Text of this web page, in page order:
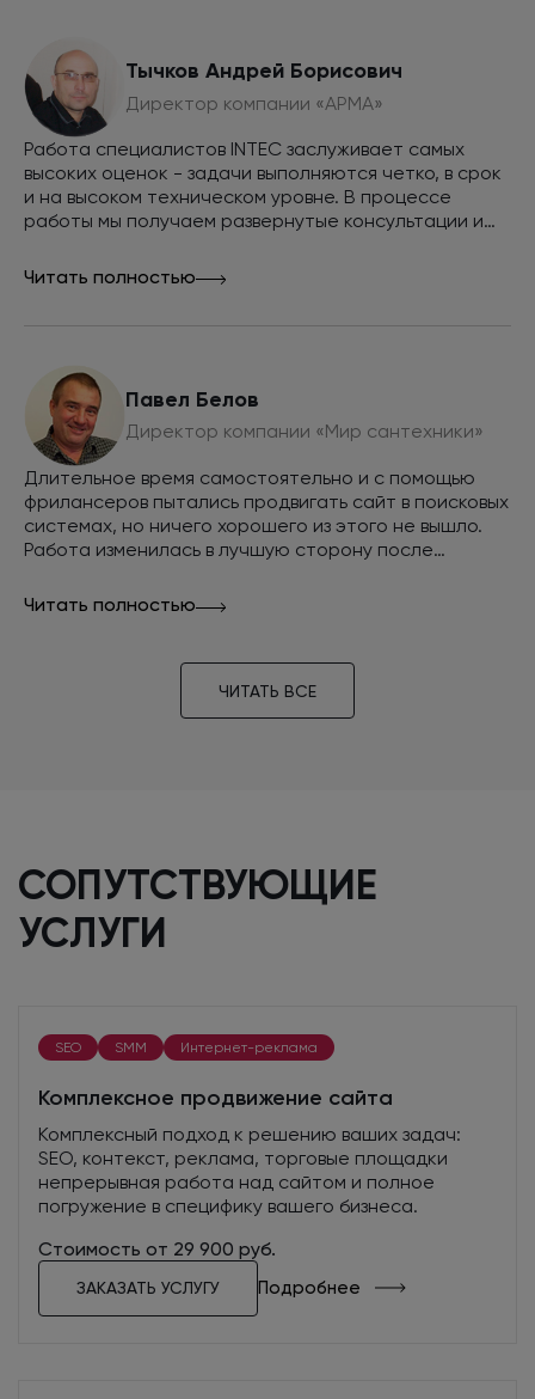
Тычков Андрей Борисович
Директор компании «АРМА»
Работа специалистов INTEC заслуживает самых
высоких оценок - задачи выполняются четко, в срок
и на высоком техническом уровне. В процессе
работы мы получаем развернутые консультации и
сайт в топ выдачи поисковых систем Яндекс и
Google по всем интересующим нас запросам и
Читать полностью
Павел Белов
Директор компании «Мир сантехники»
Длительное время самостоятельно и с помощью
фрилансеров пытались продвигать сайт в поисковых
системах, но ничего хорошего из этого не вышло.
Работа изменилась в лучшую сторону после
непродолжительное время наш сайт занял верхние
Читать полностью
ЧИТАТЬ ВСЕ
СОПУТСТВУЮЩИЕ
УСЛУГИ
SEO SMM Интернет-реклама
Комплексное продвижение сайта
Комплексный подход к решению ваших задач:
SEO, контекст, реклама, торговые площадки
непрерывная работа над сайтом и полное
погружение в специфику вашего бизнеса.
Стоимость от 29 900 руб.
ЗАКАЗАТЬ УСЛУГУ Подробнее